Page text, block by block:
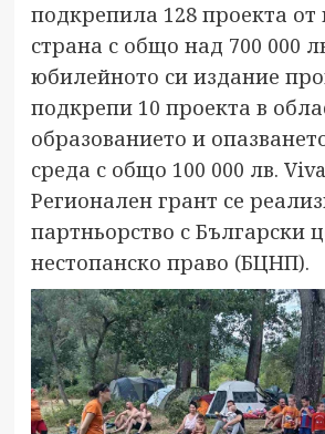
подкрепила 128 проекта от
страна с общо над 700 000
юбилейното си издание
подкрепи 10 проекта в
образованието и
среда с общо 100 000 лв.
Регионален грант се
партньорство с Български
нестопанско право (БЦНП).